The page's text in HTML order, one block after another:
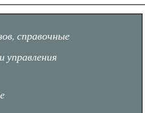
справочные
управления